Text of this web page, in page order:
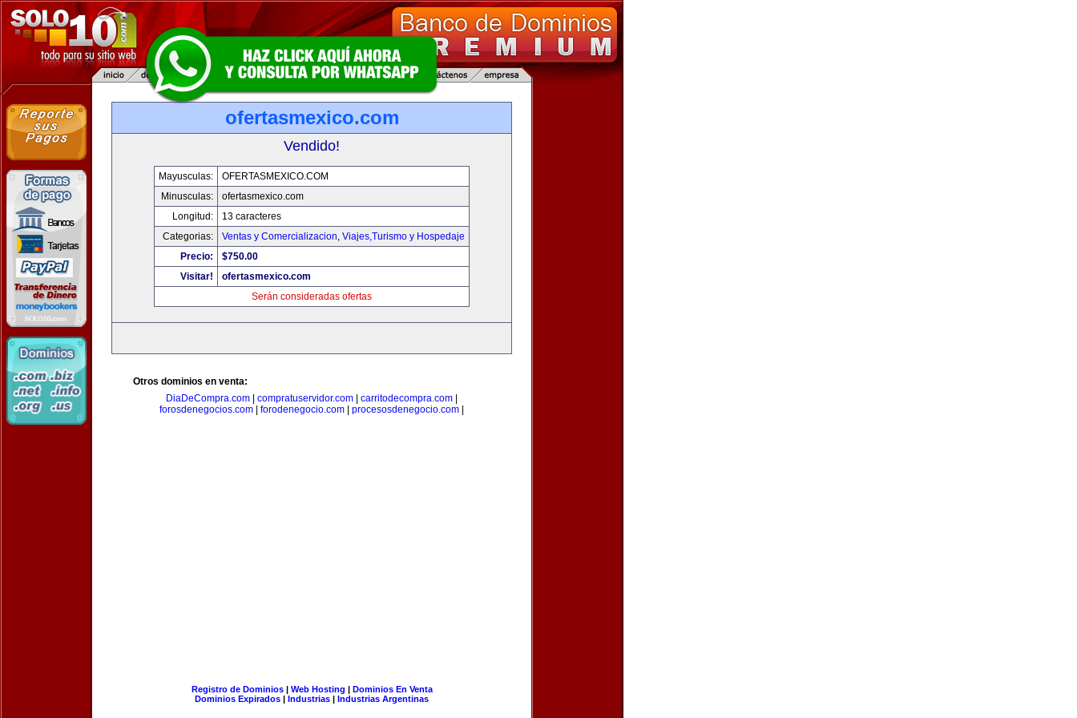
ofertasmexico.com
Vendido!
Mayusculas:
OFERTASMEXICO.COM
Minusculas:
ofertasmexico.com
Longitud:
13 caracteres
Categorias:
Ventas y Comercializacion, Viajes,Turismo y Hospedaje
Precio:
$750.00
Visitar!
ofertasmexico.com
Serán consideradas ofertas
Otros dominios en venta:
DiaDeCompra.com
compratuservidor.com carritodecompra.com
forosdenegocios.com
forodenegocio.com procesosdenegocio.com
Registro de Dominios| Web Hosting | Dominios En Venta
Dominios Expirados | Industrias | Industrias Argentinas